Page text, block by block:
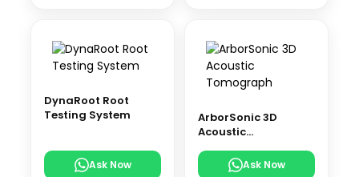
DynaRoot Root
Testing System
Ask Now
ArborSonic 3D
Acoustic
Ask Now